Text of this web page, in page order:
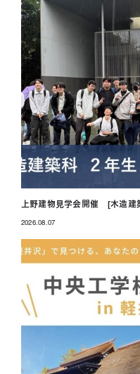
上野建物見学会開催 [木造建
2026.08.07